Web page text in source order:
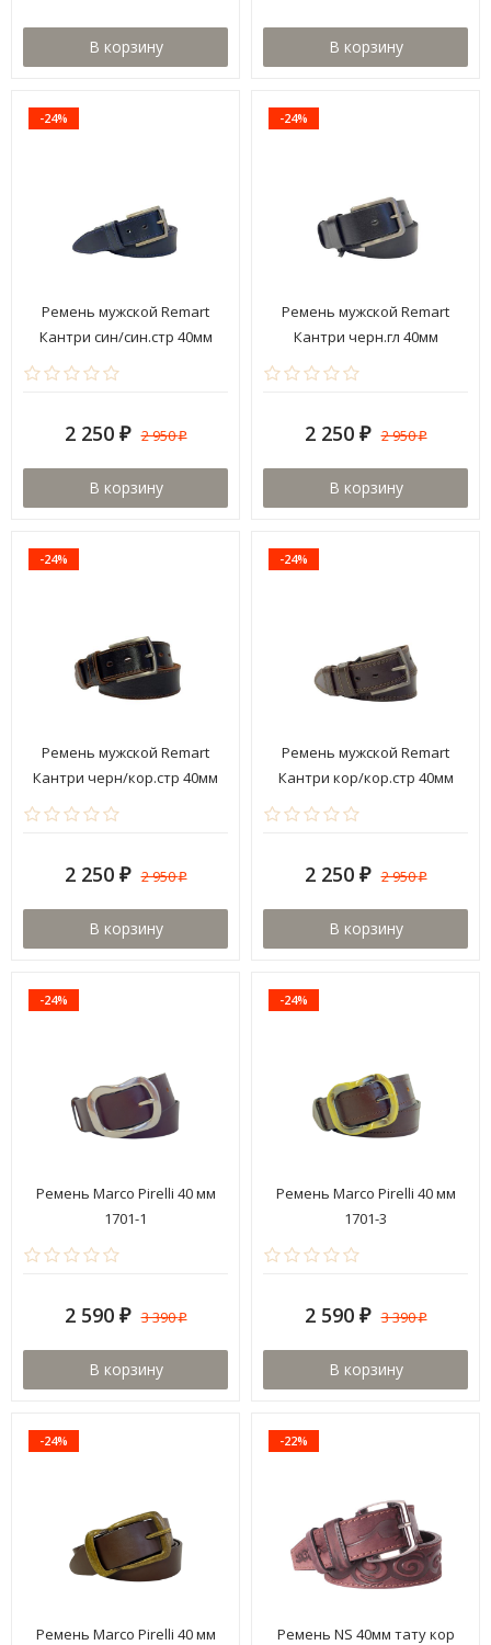
В корзину В корзину
-24%
Ремень мужской Remart
Кантри син/син.стр 40мм
2 250 ₽ 2 950₽
В корзину
-24%
Ремень мужской Remart
Кантри черн.гл 40мм
2 250 ₽ 2 950₽
В корзину
-24%
Ремень мужской Remart
Кантри черн/кор.стр 40мм
2 250 ₽ 2 950₽
В корзину
-24%
Ремень мужской Remart
Кантри кор/кор.стр 40мм
2 250 ₽ 2 950₽
В корзину
-24%
Ремень Marco Pirelli 40 мм
1701-1
2 590 ₽ 3 390₽
В корзину
-24%
Ремень Marco Pirelli 40 мм
1701-3
2 590 ₽ 3 390₽
В корзину
-24%
Ремень Marco Pirelli 40 мм
-22%
Ремень NS 40мм тату кор